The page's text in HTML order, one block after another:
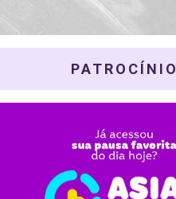
PATROCÍNIO